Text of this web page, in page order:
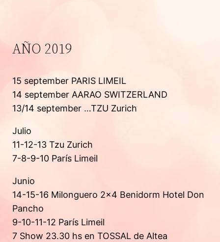
AÑO 2019
15 september PARIS LIMEIL
14 september AARAO SWITZERLAND
13/14 september …TZU Zurich
Julio
11-12-13 Tzu Zurich
7-8-9-10 París Limeil
Junio
14-15-16 Milonguero 2×4 Benidorm Hotel Don
Pancho
9-10-11-12 París Limeil
7 Show 23.30 hs en TOSSAL de Altea